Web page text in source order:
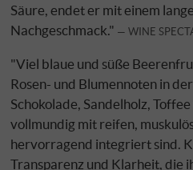
Säure, endet er mit einem
Nachgeschmack."
WINE
"Viel blaue und süße
Rosen- und Blumennoten in
Schokolade, Sandelholz,
vollmundig mit reifen,
hervorragend integriert sind.
Transparenz und Klarheit, die